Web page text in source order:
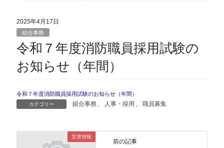
2025年4月17日
組合事務
令和７年度消防職員採用試験の
お知らせ（年間）
令和７年度消防職員採用試験のお知らせ（年間）
カテゴリー 組合事務 、 人事・採用 、 職員募集
災害情報
前の記事